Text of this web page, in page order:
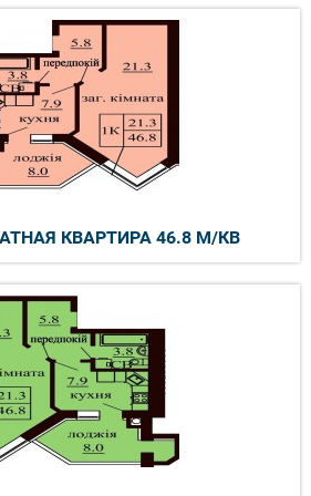
КВАРТИРА 46.8 М/КВ